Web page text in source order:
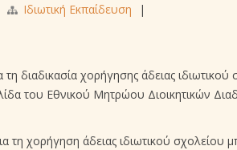
Ιδιωτική Εκπαίδευση |
διαδικασία χορήγησης άδειας
του Εθνικού Μητρώου Διοικητικών
τη χορήγηση άδειας ιδιωτικού σχολείου